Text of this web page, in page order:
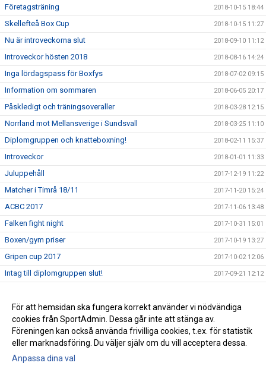
Företagsträning 2018-10-15 18:44
Skellefteå Box Cup 2018-10-15 11:27
Nu är introveckorna slut 2018-09-10 11:12
Introveckor hösten 2018 2018-08-16 14:24
Inga lördagspass för Boxfys 2018-07-02 09:15
Information om sommaren 2018-06-05 20:17
Påskledigt och träningsoveraller 2018-03-28 12:15
Norrland mot Mellansverige i Sundsvall 2018-03-25 11:10
Diplomgruppen och knatteboxning! 2018-02-11 15:37
Introveckor 2018-01-01 11:33
Juluppehåll 2017-12-19 11:22
Matcher i Timrå 18/11 2017-11-20 15:24
ACBC 2017 2017-11-06 13:48
Falken fight night 2017-10-31 15:01
Boxen/gym priser 2017-10-19 13:27
Gripen cup 2017 2017-10-02 12:06
Intag till diplomgruppen slut! 2017-09-21 12:12
Introveckan pågår för fullt 2017-09-01 19:59
Uppstart av träning för 50+ 2017-08-22 12:15
För att hemsidan ska fungera korrekt använder vi nödvändiga
cookies från SportAdmin. Dessa går inte att stänga av.
Föreningen kan också använda frivilliga cookies, t.ex. för statistik
eller marknadsföring. Du väljer själv om du vill acceptera dessa.
Anpassa dina val